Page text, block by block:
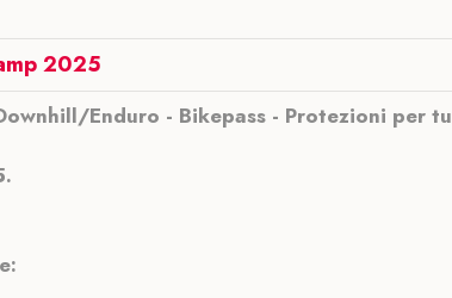
2025
Enduro - Bikepass - Protezioni per